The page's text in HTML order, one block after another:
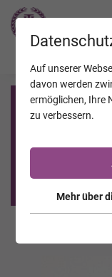
Sie sind noch
>> zur
Auf unserer
davon werden
ermöglichen, Ihre
zu verbessern.
Mehr über
JAHRESTAGE